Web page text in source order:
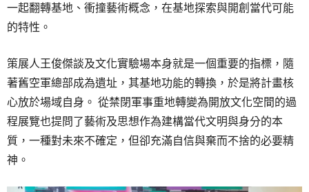
一起翻轉基地、衝撞藝術概念，在基地探索與開創當代可能
的特性。
策展人王俊傑談及文化實驗場本身就是一個重要的指標，隨
著舊空軍總部成為遺址，其基地功能的轉換，於是將計畫核
心放於場域自身。 從禁閉軍事重地轉變為開放文化空間的過
程展覽也提問了藝術及思想作為建構當代文明與身分的本
質，一種對未來不確定，但卻充滿自信與棄而不捨的必要精
神。